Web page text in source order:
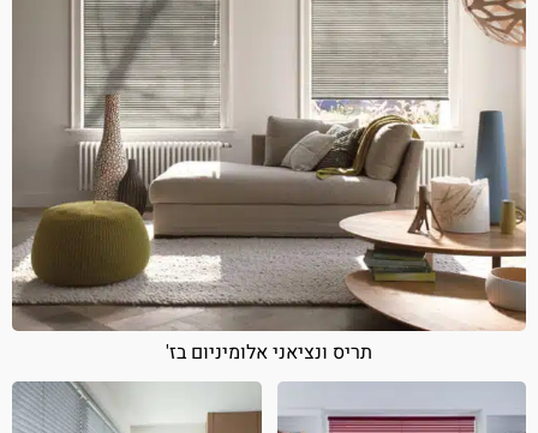
תריס ונציאני אלומיניום בז'